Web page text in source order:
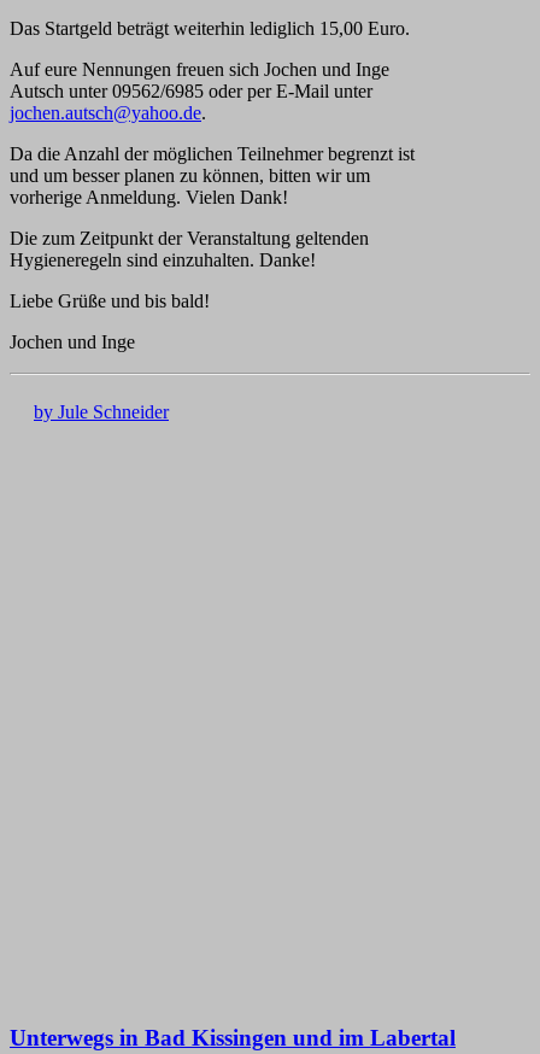
Das Startgeld beträgt weiterhin lediglich 15,00 Euro.
Auf eure Nennungen freuen sich Jochen und Inge
Autsch unter 09562/6985 oder per E-Mail unter
jochen.autsch@yahoo.de.
Da die Anzahl der möglichen Teilnehmer begrenzt ist
und um besser planen zu können, bitten wir um
vorherige Anmeldung. Vielen Dank!
Die zum Zeitpunkt der Veranstaltung geltenden
Hygieneregeln sind einzuhalten. Danke!
Liebe Grüße und bis bald!
Jochen und Inge
by Jule Schneider
Unterwegs in Bad Kissingen und im Labertal